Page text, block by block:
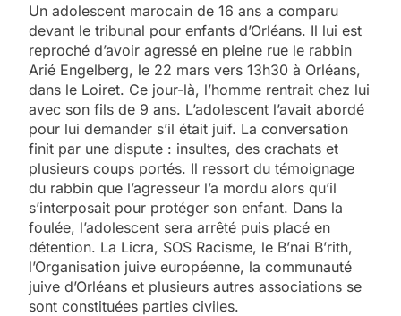
Un adolescent marocain de 16 ans a comparu
devant le tribunal pour enfants d’Orléans. Il lui est
reproché d’avoir agressé en pleine rue le rabbin
Arié Engelberg, le 22 mars vers 13h30 à Orléans,
dans le Loiret. Ce jour-là, l’homme rentrait chez lui
avec son fils de 9 ans. L’adolescent l’avait abordé
pour lui demander s’il était juif. La conversation
finit par une dispute : insultes, des crachats et
plusieurs coups portés. Il ressort du témoignage
du rabbin que l’agresseur l’a mordu alors qu’il
s’interposait pour protéger son enfant. Dans la
foulée, l’adolescent sera arrêté puis placé en
détention. La Licra, SOS Racisme, le B’nai B’rith,
l’Organisation juive européenne, la communauté
juive d’Orléans et plusieurs autres associations se
sont constituées parties civiles.